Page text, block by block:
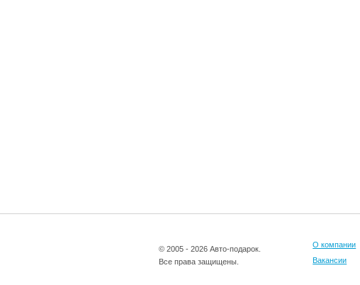
© 2005 - 2026 Авто-подарок.
Все права защищены.
О компании
Вакансии